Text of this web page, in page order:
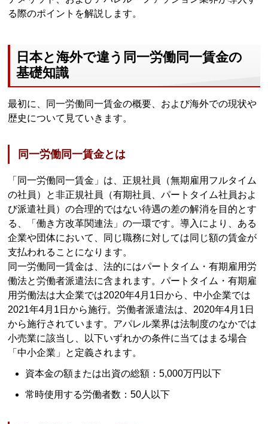
る際のポイントを解説します。
日本と海外で違う同一労働同一賃金の
基礎知識
最初に、同一労働同一賃金の概要、および海外での現状や
歴史について見ていきます。
同一労働同一賃金とは
「同一労働同一賃金」は、正規社員（無期雇用フルタイム
の社員）と非正規社員（有期社員、パートタイム社員およ
び派遣社員）の合理的ではない待遇の差の解消を目的とす
る、「働き方改革関連法」の一環です。導入により、ある
企業や団体において、同じ職務に対しては同じ額の賃金が
支払われることになります。
同一労働同一賃金は、法的にはパートタイム・有期雇用労
働法と労働者派遣法に含まれます。パートタイム・有期雇
用労働法は大企業では2020年4月1日から、中小企業では
2021年4月1日から施行。労働者派遣法は、2020年4月1日
から施行されています。アパレル業界は法制度のなかでは
小売業に該当し、以下いずれかの条件に当てはまる場合
「中小企業」と定義されます。
資本金の額または出資の総額：5,000万円以下
常時使用する労働者数：50人以下